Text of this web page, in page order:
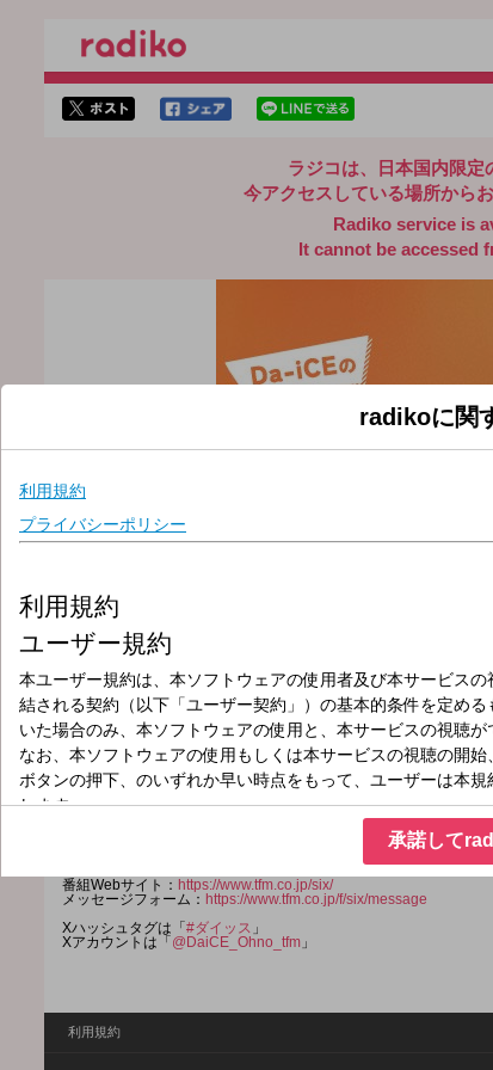
ラジコは、日本国内限定
今アクセスしている場所から
Radiko service is
It cannot be accessed
放送局
放送時間
2025年10月4日（土）18:30～18:55
番組名
Da-iCEの大野雄大ッス！supported by BOAT RACE
仕事の話はもちろん、料理・釣りなどの趣味、今考えているあん
番組Webサイト： https://www.tfm.co.jp/six/
メッセージフォーム： https://www.tfm.co.jp/f/six/message
Xハッシュタグは「 #ダイッス 」
Xアカウントは「 @DaiCE_Ohno_tfm 」
利用規約
radikoに関
承諾して